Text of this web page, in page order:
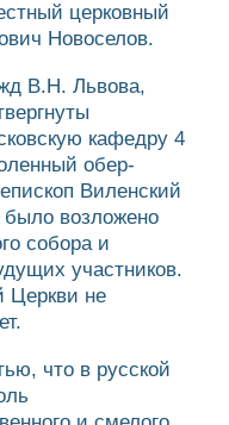
церковный
Новоселов.
В.Н. Львова,
кафедру 4
обер-
Виленский
было возложено
собора и
участников.
Церкви не
что в русской